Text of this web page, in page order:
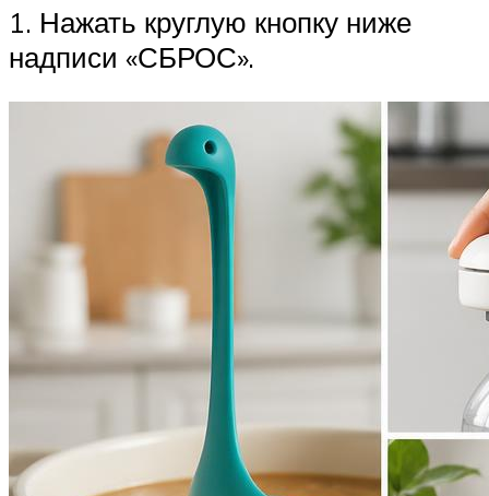
1. Нажать круглую кнопку ниже
надписи «СБРОС».